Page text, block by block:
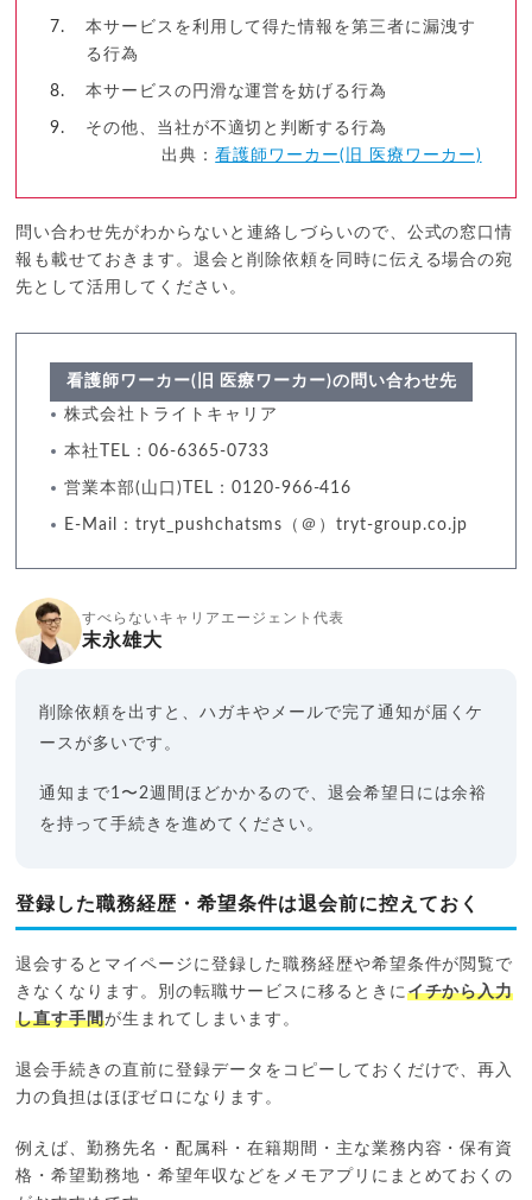
本サービスを利用して得た情報を第三者に漏洩す
る行為
本サービスの円滑な運営を妨げる行為
その他、当社が不適切と判断する行為
出典：看護師ワーカー(旧 医療ワーカー)
問い合わせ先がわからないと連絡しづらいので、公式の窓口情
報も載せておきます。退会と削除依頼を同時に伝える場合の宛
先として活用してください。
看護師ワーカー(旧 医療ワーカー)の問い合わせ先
株式会社トライトキャリア
本社TEL：06-6365-0733
営業本部(山口)TEL：0120-966-416
E-Mail：tryt_pushchatsms（＠）tryt-group.co.jp
すべらないキャリアエージェント代表
末永雄大
削除依頼を出すと、ハガキやメールで完了通知が届くケ
ースが多いです。
通知まで1〜2週間ほどかかるので、退会希望日には余裕
を持って手続きを進めてください。
登録した職務経歴・希望条件は退会前に控えておく
退会するとマイページに登録した職務経歴や希望条件が閲覧で
きなくなります。別の転職サービスに移るときにイチから入力
し直す手間が生まれてしまいます。
退会手続きの直前に登録データをコピーしておくだけで、再入
力の負担はほぼゼロになります。
例えば、勤務先名・配属科・在籍期間・主な業務内容・保有資
格・希望勤務地・希望年収などをメモアプリにまとめておくの